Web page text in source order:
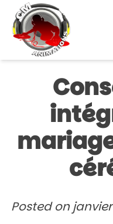
content
Posted on